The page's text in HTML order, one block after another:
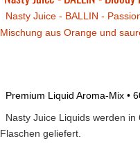
Nasty Juice - BALLIN -
Mischung aus Orange und
Premium Liquid Aroma-Mix •
Nasty Juice Liquids werden in
Flaschen geliefert.